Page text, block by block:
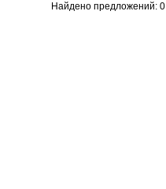
Найдено предложений: 0